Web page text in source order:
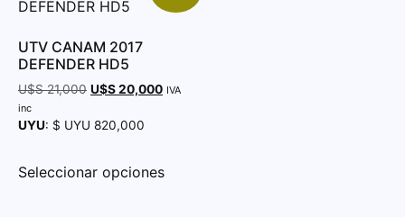
UTV CANAM 2017
DEFENDER HD5
U$S21,000 U$S20,000 IVA
inc
UYU: $ UYU 820,000
Seleccionar opciones